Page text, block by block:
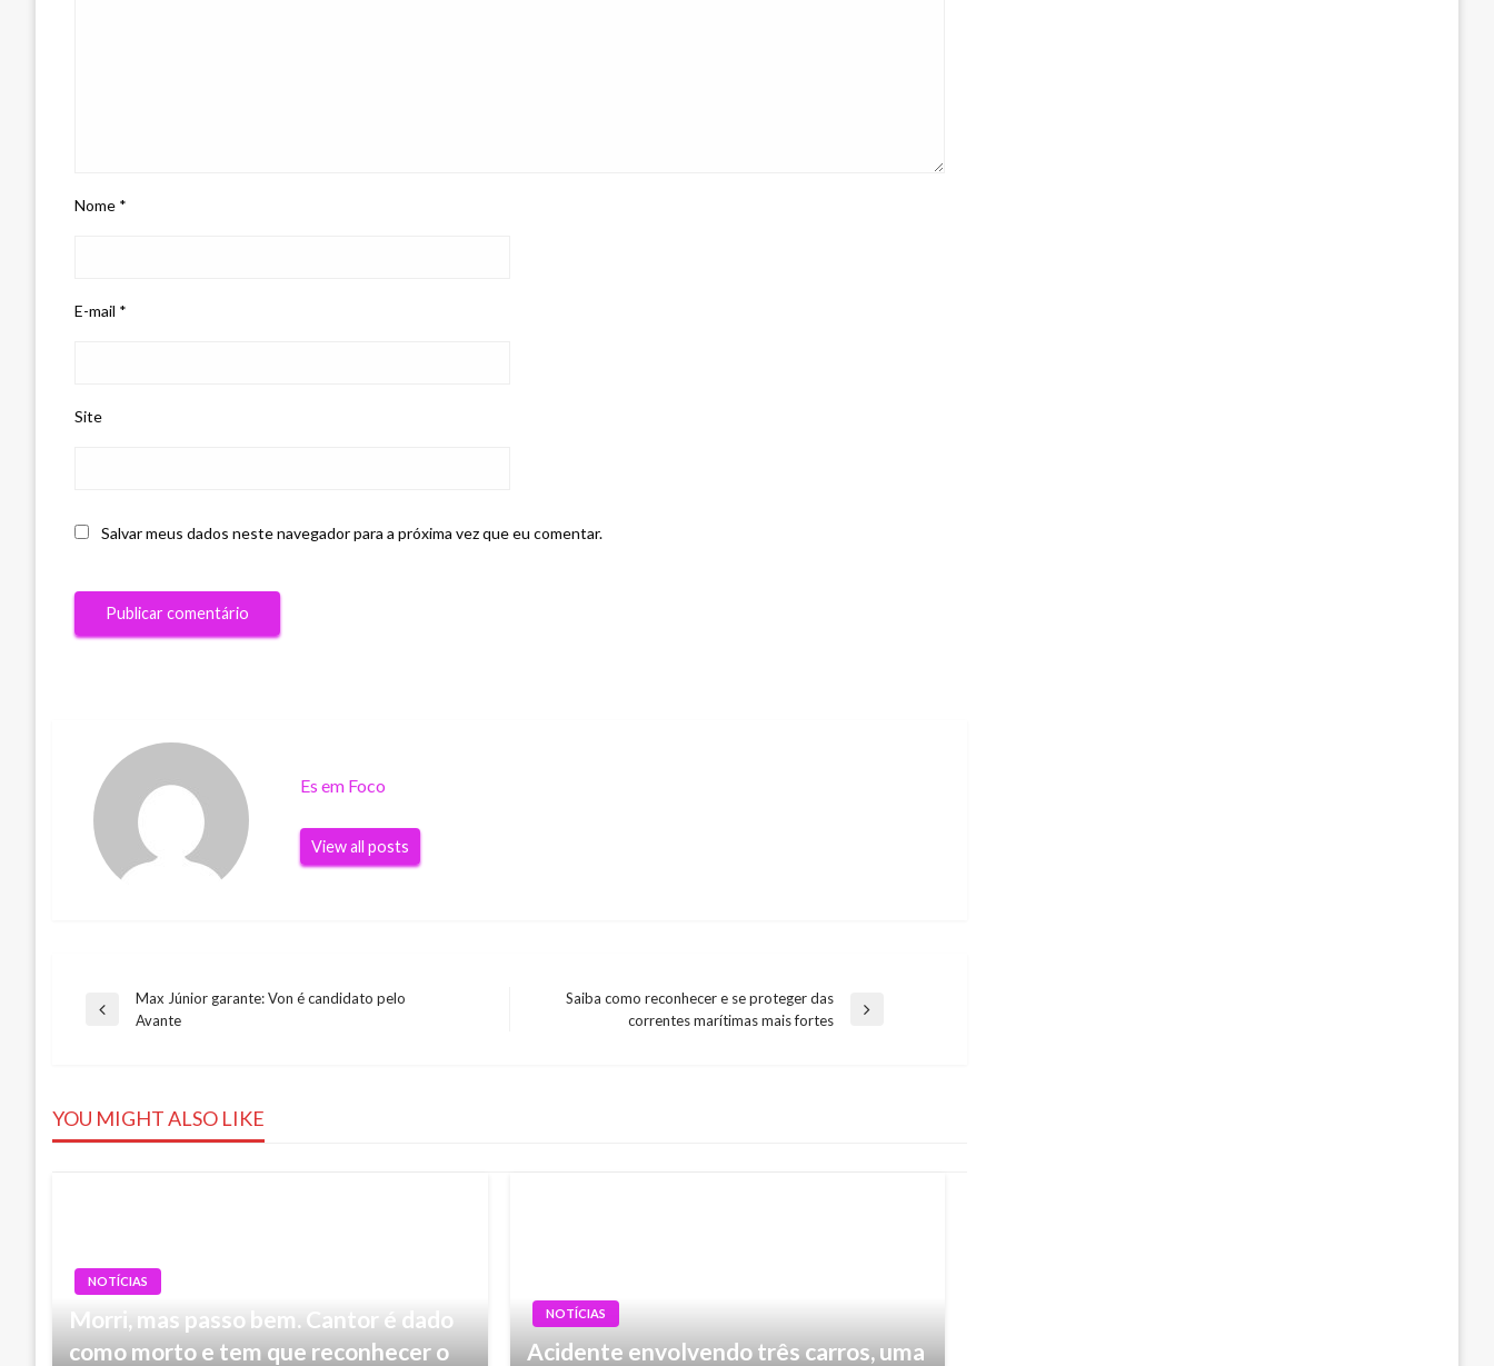
Nome *
E-mail *
Site
Salvar meus dados neste navegador para a próxima vez que eu comentar.
Es em Foco
View all posts
Navegação
Post
Previous
Max Júnior garante: Von é candidato pelo
Avante
Saiba como reconhecer e se proteger das
correntes marítimas mais fortes
YOU MIGHT ALSO LIKE
NOTÍCIAS
Morri, mas passo bem. Cantor é dado
como morto e tem que reconhecer o
NOTÍCIAS
Acidente envolvendo três carros, uma
Gasolina sobe no Espírito Santo pela